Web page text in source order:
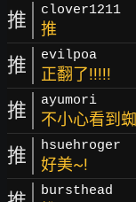
推 clover1211
推
推 evilpoa
正翻了!!!!!
推 ayumori
不小心看到
推 hsuehroger
好美~!
bursthead